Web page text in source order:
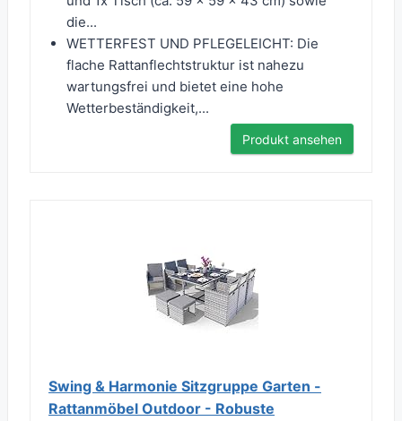
die...
WETTERFEST UND PFLEGELEICHT: Die
flache Rattanflechtstruktur ist nahezu
wartungsfrei und bietet eine hohe
Wetterbeständigkeit,...
Produkt ansehen
Swing & Harmonie Sitzgruppe Garten -
Rattanmöbel Outdoor - Robuste